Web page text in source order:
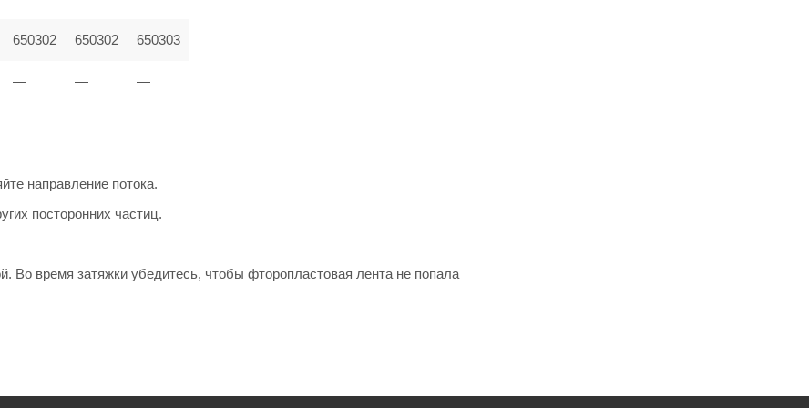
650302 650302 650303
— — —
направление потока.
посторонних частиц.
Во время затяжки убедитесь, чтобы фторопластовая лента не попала